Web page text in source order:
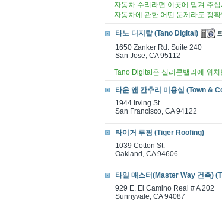
자동차 수리라면 이곳에 맏겨 주
자동차에 관한 어떤 문제라도 정
타노 디지탈 (Tano Digital)
1650 Zanker Rd. Suite 240
San Jose, CA 95112
Tano Digital은 실리콘밸리에 위
타운 앤 칸추리 미용실 (Town &
1944 Irving St.
San Francisco, CA 94122
타이거 루핑 (Tiger Roofing)
1039 Cotton St.
Oakland, CA 94606
타일 매스터(Master Way 건축)
929 E. Ei Camino Real # A 202
Sunnyvale, CA 94087